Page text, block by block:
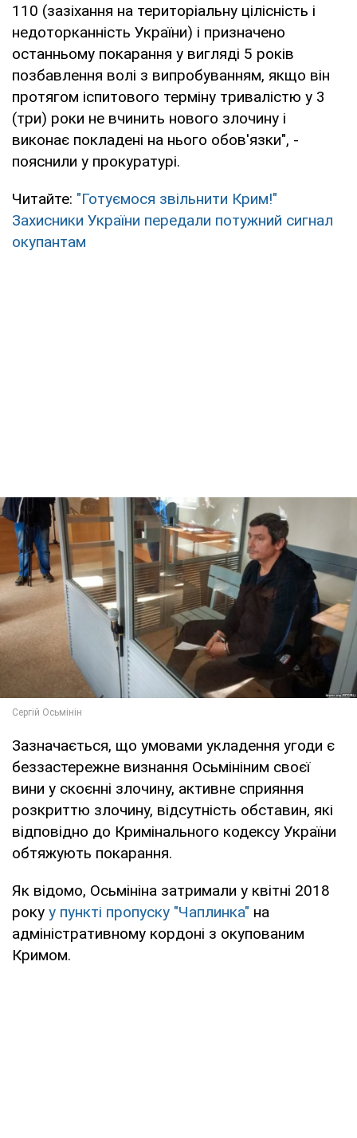
110 (зазіхання на територіальну цілісність і
недоторканність України) і призначено
останньому покарання у вигляді 5 років
позбавлення волі з випробуванням, якщо він
протягом іспитового терміну тривалістю у 3
(три) роки не вчинить нового злочину і
виконає покладені на нього обов'язки", -
пояснили у прокуратурі.
Читайте: "Готуємося звільнити Крим!"
Захисники України передали потужний сигнал
окупантам
Зазначається, що умовами укладення угоди є
беззастережне визнання Осьмініним своєї
вини у скоєнні злочину, активне сприяння
розкриттю злочину, відсутність обставин, які
відповідно до Кримінального кодексу України
обтяжують покарання.
Як відомо, Осьмініна затримали у квітні 2018
року у пункті пропуску "Чаплинка" на
адміністративному кордоні з окупованим
Кримом.